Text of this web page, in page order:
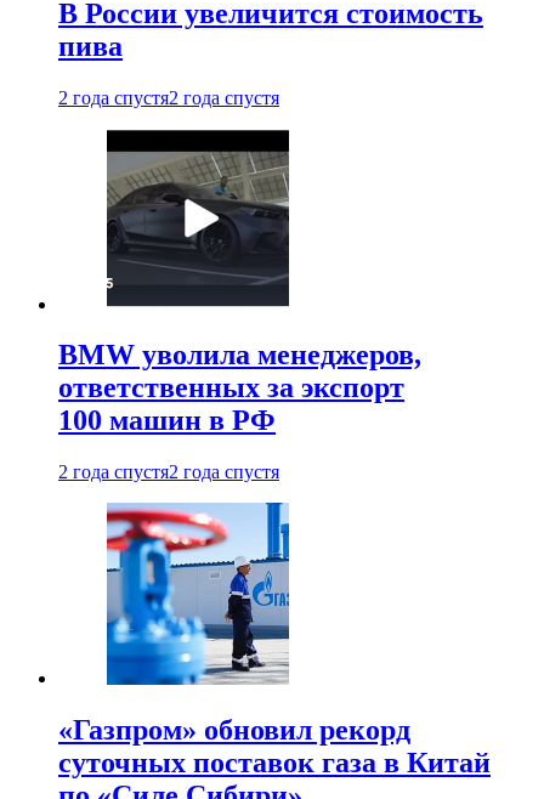
В России увеличится стоимость
пива
2 года спустя2 года спустя
BMW уволила менеджеров,
ответственных за экспорт
100 машин в РФ
2 года спустя2 года спустя
«Газпром» обновил рекорд
суточных поставок газа в Китай